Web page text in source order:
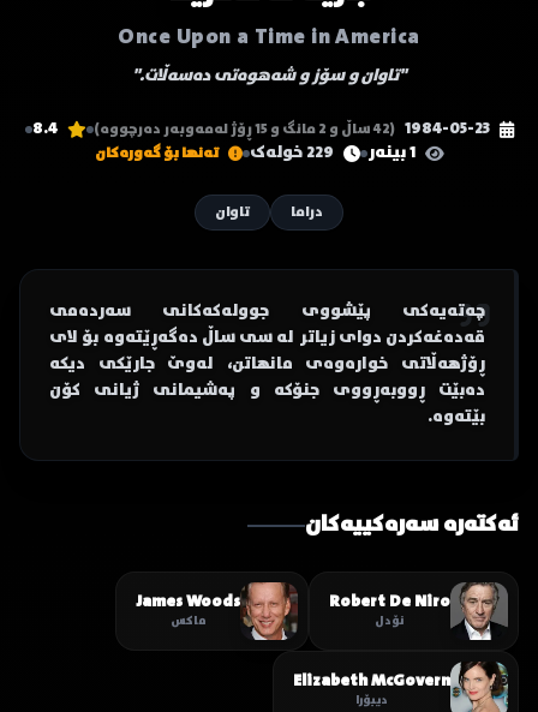
Once Upon a Time in America
"تاوان و سۆز و شەهوەتی دەسەڵات."
1984-05-23 (42 ساڵ و 2 مانگ و 15 ڕۆژ لەمەوبەر دەرچووە)
8.4
1 بینەر
229 خولەک تەنها بۆ گەورەکان
دراما تاوان
چەتەیەکی پێشووی جوولەکەکانی سەردەمی
قەدەغەکردن دوای زیاتر لە سی ساڵ دەگەڕێتەوە بۆ لای
ڕۆژهەڵاتی خوارەوەی مانهاتن، لەوێ جارێکی دیکە
دەبێت ڕووبەڕووی جنۆکە و پەشیمانی ژیانی کۆن
بێتەوە.
ئەکتەرە سەرەکییەکان
Robert De Niro
نۆدل
James Woods
ماکس
Elizabeth McGovern
دیبۆرا